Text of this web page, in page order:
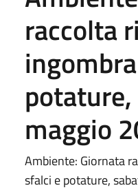
raccolta
maggio
Ambiente: Giornata
sfalci e potature,